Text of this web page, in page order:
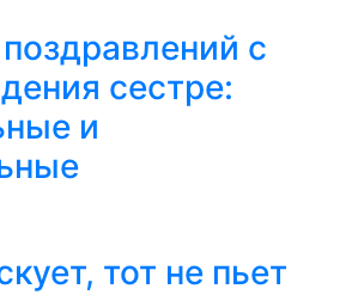
с
сестре:
и
тот не пьет